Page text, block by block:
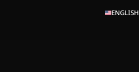
ENGLISH